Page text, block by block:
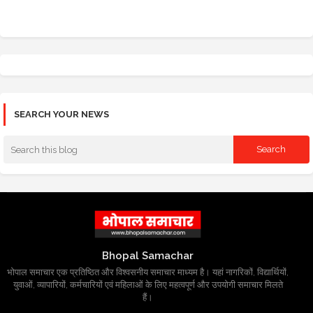
SEARCH YOUR NEWS
Bhopal Samachar
भोपाल समाचार एक प्रतिष्ठित और विश्वसनीय समाचार माध्यम है। यहां नागरिकों, विद्यार्थियों,
युवाओं, व्यापारियों, कर्मचारियों एवं महिलाओं के लिए महत्वपूर्ण और उपयोगी समाचार मिलते
हैं।